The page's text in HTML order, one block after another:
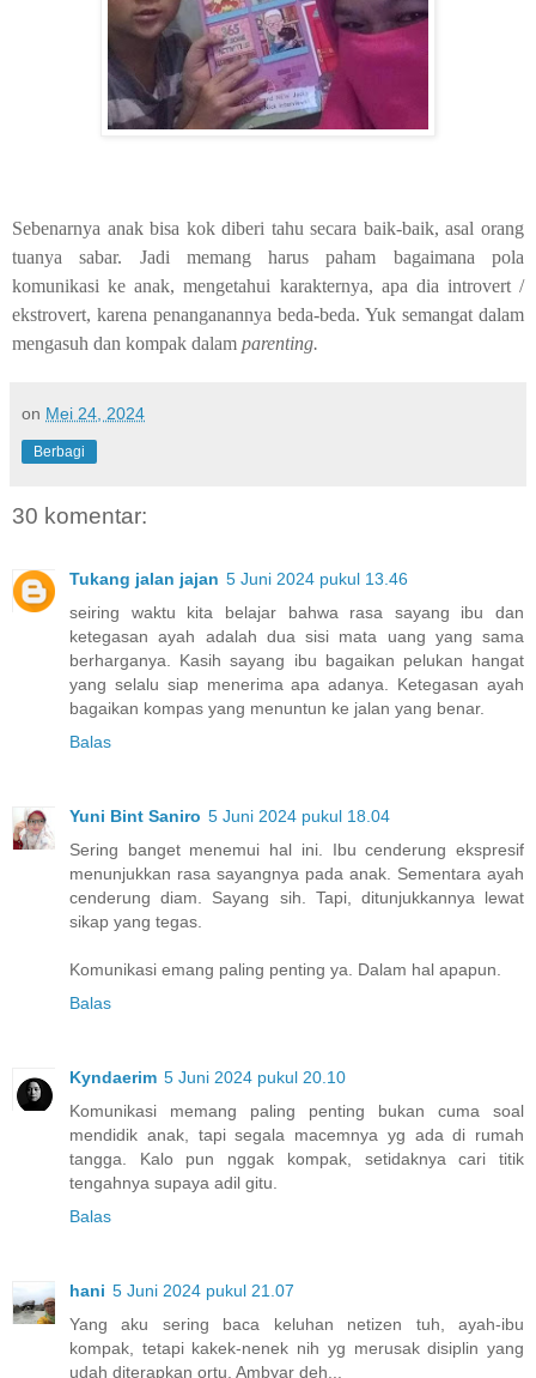
Sebenarnya anak bisa kok diberi tahu secara baik-baik, asal orang
tuanya sabar. Jadi memang harus paham bagaimana pola
komunikasi ke anak, mengetahui karakternya, apa dia introvert /
ekstrovert, karena penanganannya beda-beda. Yuk semangat dalam
mengasuh dan kompak dalam parenting.
on Mei 24, 2024
Berbagi
30 komentar:
Tukang jalan jajan 5 Juni 2024 pukul 13.46
seiring waktu kita belajar bahwa rasa sayang ibu dan
ketegasan ayah adalah dua sisi mata uang yang sama
berharganya. Kasih sayang ibu bagaikan pelukan hangat
yang selalu siap menerima apa adanya. Ketegasan ayah
bagaikan kompas yang menuntun ke jalan yang benar.
Balas
Yuni Bint Saniro 5 Juni 2024 pukul 18.04
Sering banget menemui hal ini. Ibu cenderung ekspresif
menunjukkan rasa sayangnya pada anak. Sementara ayah
cenderung diam. Sayang sih. Tapi, ditunjukkannya lewat
sikap yang tegas.
Komunikasi emang paling penting ya. Dalam hal apapun.
Balas
Kyndaerim 5 Juni 2024 pukul 20.10
Komunikasi memang paling penting bukan cuma soal
mendidik anak, tapi segala macemnya yg ada di rumah
tangga. Kalo pun nggak kompak, setidaknya cari titik
tengahnya supaya adil gitu.
Balas
hani 5 Juni 2024 pukul 21.07
Yang aku sering baca keluhan netizen tuh, ayah-ibu
kompak, tetapi kakek-nenek nih yg merusak disiplin yang
udah diterapkan ortu. Ambyar deh...